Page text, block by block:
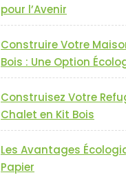
pour l’Avenir
Construire Votre
Bois : Une Option
Construisez Votre
Chalet en Kit Bois
Les Avantages
Papier